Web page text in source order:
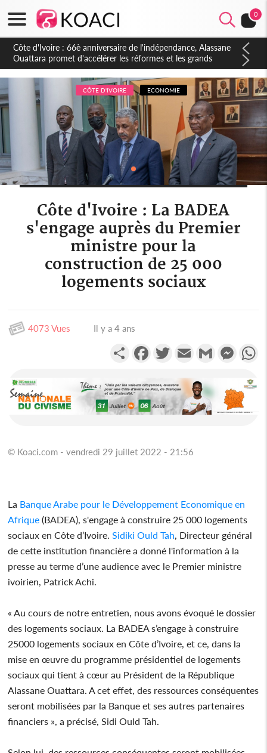
0
Côte d'Ivoire : À Abidjan, Amadou Oury Bah admire le modèle
ivoirien et veut s'en inspirer pour accélérer le développement
de la Guinée
CÔTE D'IVOIRE ECONOMIE
Côte d'Ivoire : La BADEA
s'engage auprès du Premier
ministre pour la
construction de 25 000
logements sociaux
4073 Vues Il y a 4 ans
PartagerFacebookTwitterEmail Gmail
© Koaci.com - vendredi 29 juillet 2022 - 21:56
La Banque Arabe pour le Développement Economique en
Afrique (BADEA), s'engage à construire 25 000 logements
sociaux en Côte d’Ivoire.Sidiki Ould Tah, Directeur général
de cette institution financière a donné l'information à la
presse au terme d’une audience avec le Premier ministre
ivoirien, Patrick Achi.
« Au cours de notre entretien, nous avons évoqué le dossier
des logements sociaux. La BADEA s’engage à construire
25000 logements sociaux en Côte d’Ivoire, et ce, dans la
mise en œuvre du programme présidentiel de logements
sociaux qui tient à cœur au Président de la République
Alassane Ouattara. A cet effet, des ressources conséquentes
seront mobilisées par la Banque et ses autres partenaires
financiers », a précisé, Sidi Ould Tah.